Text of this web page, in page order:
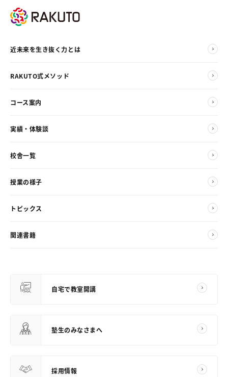
近未来を生き抜く力とは
RAKUTO式メソッド
コース案内
実績・体験談
校舎一覧
授業の様子
トピックス
関連書籍
自宅で教室開講
塾生のみなさまへ
採用情報